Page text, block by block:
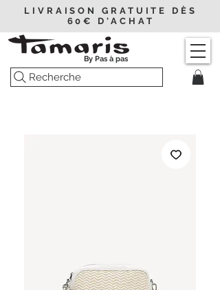
LIVRAISON GRATUITE DÈS
60€ D'ACHAT
Recherche
By Pas à pas